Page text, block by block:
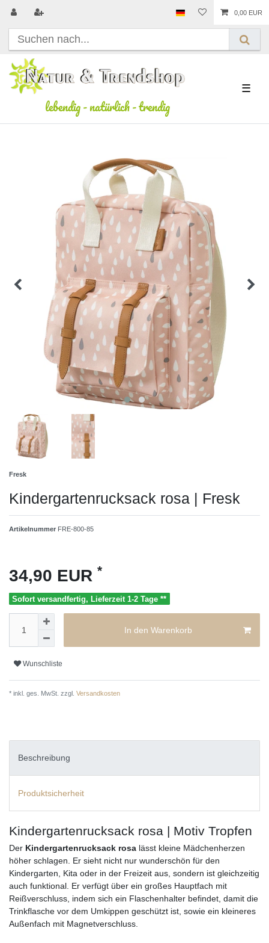
0,00 EUR
lebendig-natürlich-trendig
☰
Fresk
Kindergartenrucksack rosa | Fresk
Artikelnummer FRE-800-85
34,90 EUR *
Sofort versandfertig, Lieferzeit 1-2 Tage **
In den Warenkorb
Wunschliste
* inkl. ges. MwSt. zzgl. Versandkosten
Beschreibung
Produktsicherheit
Kindergartenrucksack rosa | Motiv Tropfen
Der Kindergartenrucksack rosa lässt kleine Mädchenherzen
höher schlagen. Er sieht nicht nur wunderschön für den
Kindergarten, Kita oder in der Freizeit aus, sondern ist gleichzeitig
auch funktional. Er verfügt über ein großes Hauptfach mit
Reißverschluss, indem sich ein Flaschenhalter befindet, damit die
Trinkflasche vor dem Umkippen geschützt ist, sowie ein kleineres
Außenfach mit Magnetverschluss.